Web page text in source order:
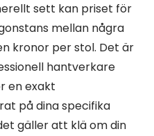
sett kan priset för
mellan några
kronor per stol. Det är
hantverkare
en exakt
på dina specifika
gäller att klä om din